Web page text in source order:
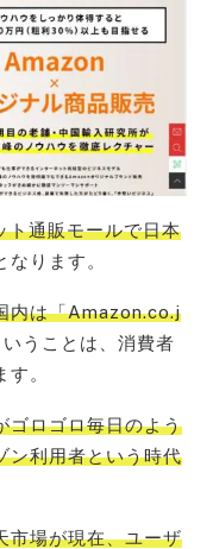
ト通販モールで日本
なります。
内は「Amazon.co.j
いうことは、消費者
。
ゴロゴロ毎日のよう
ン利用者という時代
市場が現在、ユーザ